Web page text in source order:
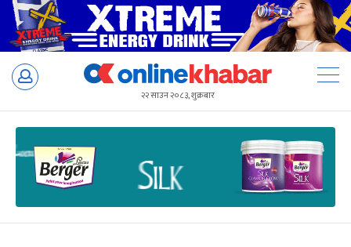
Skip
२२ साउन २०८३, शुक्रबार